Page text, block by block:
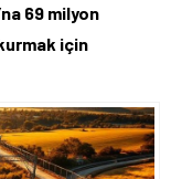
69 milyon
için